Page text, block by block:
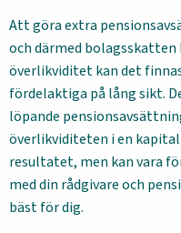
Att göra extra
och därmed
överlikviditet kan det
fördelaktiga på lång sikt.
löpande
överlikviditeten i en
resultatet, men kan vara
med din rådgivare och
bäst för dig.